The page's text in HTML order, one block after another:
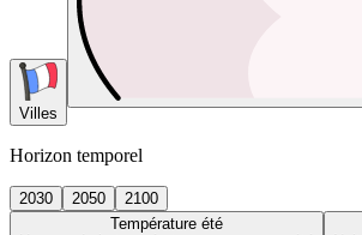
Villes
Horizon temporel
2030 2050
2100
Température été